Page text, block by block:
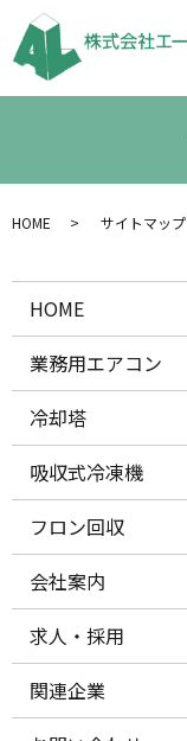
HOME サイトマップ
HOME
業務用エアコン
冷却塔
吸収式冷凍機
フロン回収
会社案内
求人・採用
関連企業